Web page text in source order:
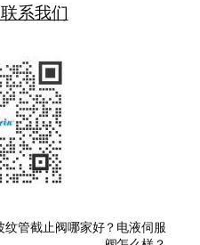
联系我们
纹管截止阀哪家好？电液伺服